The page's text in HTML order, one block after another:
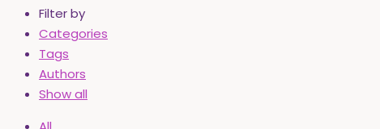
Filter by
Categories
Tags
Authors
Show all